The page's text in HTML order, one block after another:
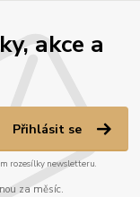
akce a
Přihlásit se
rozesílky newsletteru.
za měsíc.